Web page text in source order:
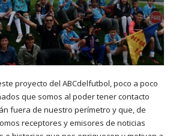
proyecto del ABCdelfutbol, poco a poco
que somos al poder tener contacto
fuera de nuestro perímetro y que, de
receptores y emisores de noticias